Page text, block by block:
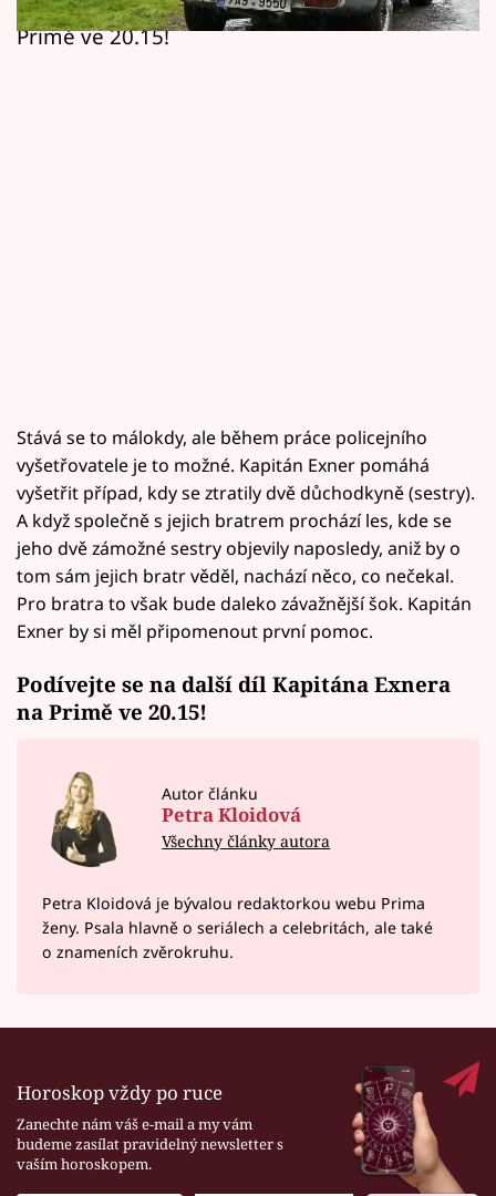
Primě ve 20.15!
Stává se to málokdy, ale během práce policejního
vyšetřovatele je to možné. Kapitán Exner pomáhá
vyšetřit případ, kdy se ztratily dvě důchodkyně (sestry).
A když společně s jejich bratrem prochází les, kde se
jeho dvě zámožné sestry objevily naposledy, aniž by o
tom sám jejich bratr věděl, nachází něco, co nečekal.
Pro bratra to však bude daleko závažnější šok. Kapitán
Exner by si měl připomenout první pomoc.
Podívejte se na další díl Kapitána Exnera
na Primě ve 20.15!
Autor článku
Petra Kloidová
Všechny články autora
Petra Kloidová je bývalou redaktorkou webu Prima
ženy. Psala hlavně o seriálech a celebritách, ale také
o znameních zvěrokruhu.
Horoskop vždy po ruce
Zanechte nám váš e-mail a my vám
budeme zasílat pravidelný newsletter s
vaším horoskopem.